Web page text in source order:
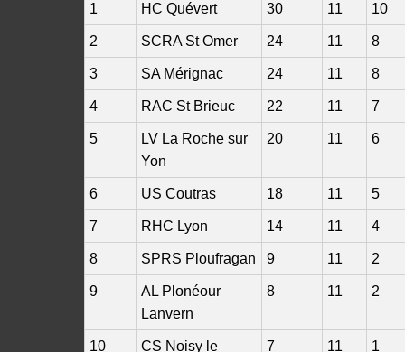
1 HC Quévert 30 11 10
2 SCRA St Omer 24 11 8
3 SA Mérignac 24 11 8
4 RAC St Brieuc 22 11 7
5
LV La Roche sur
Yon
20 11 6
6 US Coutras 18 11 5
7 RHC Lyon 14 11 4
8 SPRS Ploufragan 9 11 2
9
AL Plonéour
Lanvern
8 11 2
10 CS Noisy le 7 11 1